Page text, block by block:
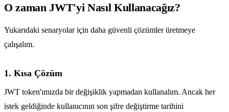
O zaman JWT'yi Nasıl Kullanacağız?
Yukarıdaki senaryolar için daha güvenli çözümler üretmeye
çalışalım.
1. Kısa Çözüm
JWT token'ımızda bir değişiklik yapmadan kullanalım. Ancak her
istek geldiğinde kullanıcının son şifre değiştirme tarihini